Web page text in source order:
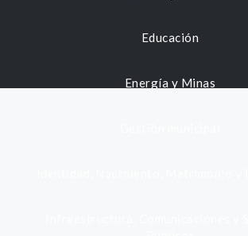
Educación
Energía y Minas